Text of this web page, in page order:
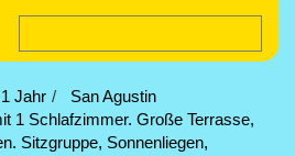
Jahr
San Agustin
1 Schlafzimmer. Große Terrasse,
Sitzgruppe, Sonnenliegen,